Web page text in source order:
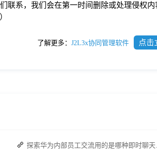
联系，我们会在第一时间删除或处理侵权内
了解更多： J2L3x协同管理软件 点击